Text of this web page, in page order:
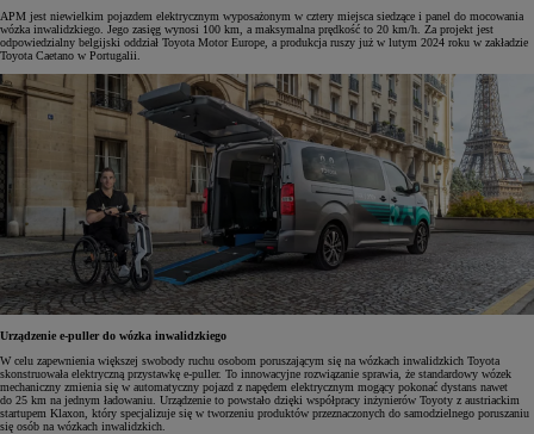
APM jest niewielkim pojazdem elektrycznym wyposażonym w cztery miejsca siedzące i panel do mocowania
wózka inwalidzkiego. Jego zasięg wynosi 100 km, a maksymalna prędkość to 20 km/h. Za projekt jest
odpowiedzialny belgijski oddział Toyota Motor Europe, a produkcja ruszy już w lutym 2024 roku w zakładzie
Toyota Caetano w Portugalii.
Urządzenie e-puller do wózka inwalidzkiego
W celu zapewnienia większej swobody ruchu osobom poruszającym się na wózkach inwalidzkich Toyota
skonstruowała elektryczną przystawkę e-puller. To innowacyjne rozwiązanie sprawia, że standardowy wózek
mechaniczny zmienia się w automatyczny pojazd z napędem elektrycznym mogący pokonać dystans nawet
do 25 km na jednym ładowaniu. Urządzenie to powstało dzięki współpracy inżynierów Toyoty z austriackim
startupem Klaxon, który specjalizuje się w tworzeniu produktów przeznaczonych do samodzielnego poruszaniu
się osób na wózkach inwalidzkich.